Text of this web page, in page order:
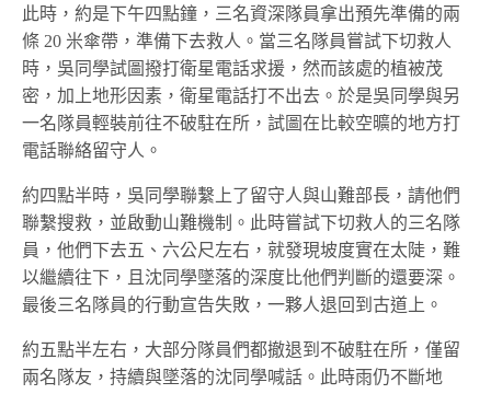
此時，約是下午四點鐘，三名資深隊員拿出預先準備的兩
條 20 米傘帶，準備下去救人。當三名隊員嘗試下切救人
時，吳同學試圖撥打衛星電話求援，然而該處的植被茂
密，加上地形因素，衛星電話打不出去。於是吳同學與另
一名隊員輕裝前往不破駐在所，試圖在比較空曠的地方打
電話聯絡留守人。
約四點半時，吳同學聯繫上了留守人與山難部長，請他們
聯繫搜救，並啟動山難機制。此時嘗試下切救人的三名隊
員，他們下去五、六公尺左右，就發現坡度實在太陡，難
以繼續往下，且沈同學墜落的深度比他們判斷的還要深。
最後三名隊員的行動宣告失敗，一夥人退回到古道上。
約五點半左右，大部分隊員們都撤退到不破駐在所，僅留
兩名隊友，持續與墜落的沈同學喊話。此時雨仍不斷地